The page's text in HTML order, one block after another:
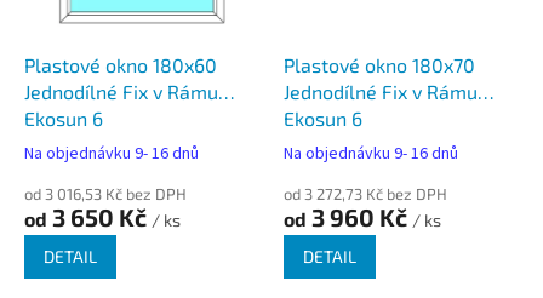
Plastové okno 180x60
Jednodílné Fix v Rámu
Ekosun 6
Na objednávku 9- 16 dnů
od 3 016,53 Kč bez DPH
od 3 650 Kč / ks
DETAIL
Plastové okno 180x70
Jednodílné Fix v Rámu
Ekosun 6
Na objednávku 9- 16 dnů
od 3 272,73 Kč bez DPH
od 3 960 Kč / ks
DETAIL